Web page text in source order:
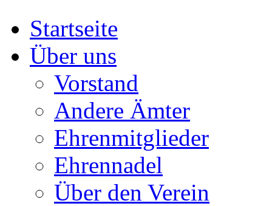
Startseite
Über uns
Vorstand
Andere Ämter
Ehrenmitglieder
Ehrennadel
Über den Verein